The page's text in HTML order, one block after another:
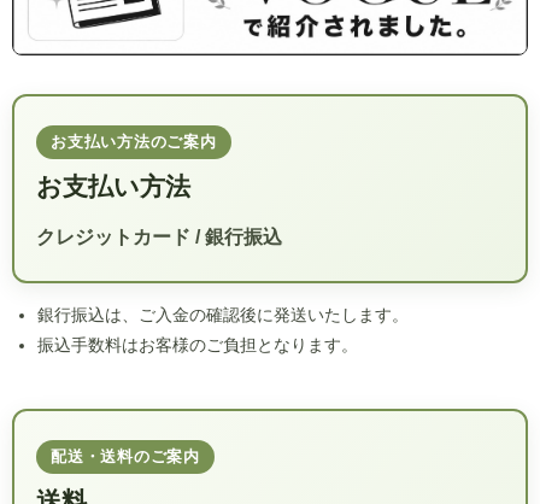
お支払い方法のご案内
お支払い方法
クレジットカード / 銀行振込
銀行振込は、ご入金の確認後に発送いたします。
振込手数料はお客様のご負担となります。
配送・送料のご案内